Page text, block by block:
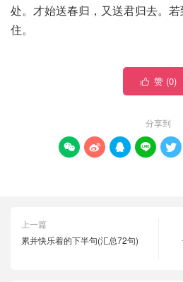
处。才始送春归，又送君归去。
住。
 赞 (0)
分享到
    
上一篇
累并快乐着的下半句(汇总72句)